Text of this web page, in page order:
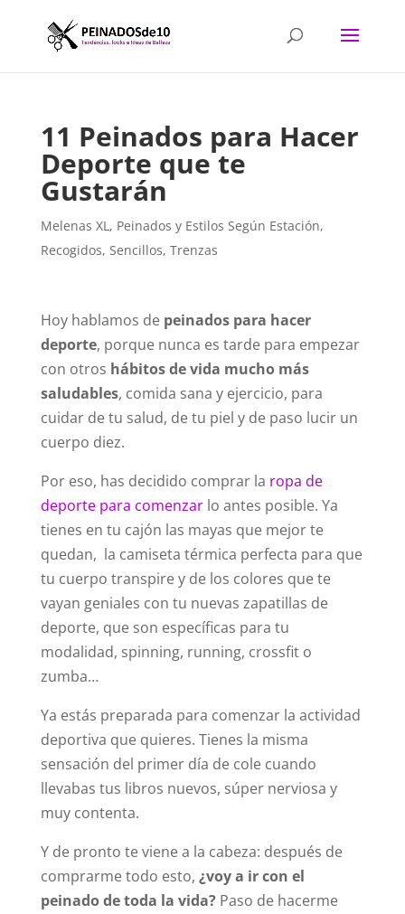
11 Peinados para Hacer
Deporte que te
Gustarán
Melenas XL, Peinados y Estilos Según Estación,
Recogidos, Sencillos, Trenzas
Hoy hablamos de peinados para hacer
deporte, porque nunca es tarde para empezar
con otros hábitos de vida mucho más
saludables, comida sana y ejercicio, para
cuidar de tu salud, de tu piel y de paso lucir un
cuerpo diez.
Por eso, has decidido comprar la ropa de
deporte para comenzarlo antes posible. Ya
tienes en tu cajón las mayas que mejor te
quedan, la camiseta térmica perfecta para que
tu cuerpo transpire y de los colores que te
vayan geniales con tu nuevas zapatillas de
deporte, que son específicas para tu
modalidad, spinning, running, crossfit o
zumba…
Ya estás preparada para comenzar la actividad
deportiva que quieres. Tienes la misma
sensación del primer día de cole cuando
llevabas tus libros nuevos, súper nerviosa y
muy contenta.
Y de pronto te viene a la cabeza: después de
comprarme todo esto, ¿voy a ir con el
peinado de toda la vida?Paso de hacerme